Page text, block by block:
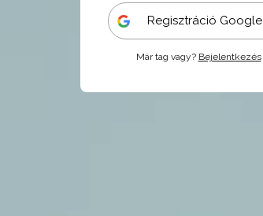
Regisztráció Google
Már tag vagy? Bejelentkezés